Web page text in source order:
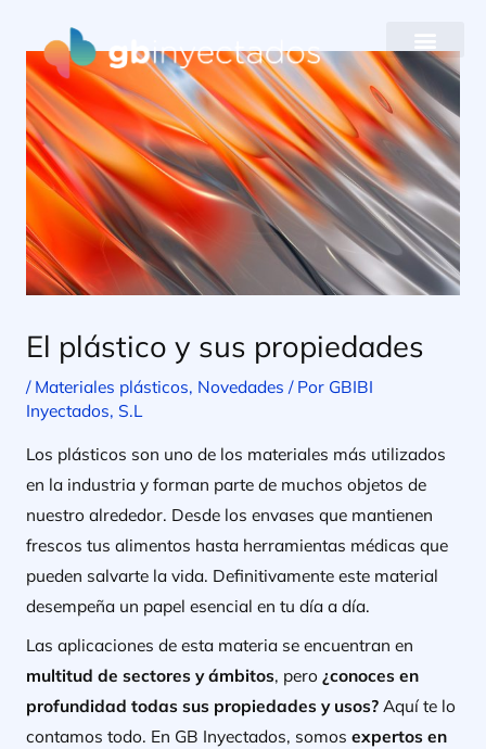
contenido
El plástico y sus propiedades
/ Materiales plásticos, Novedades / Por GBIBI
Inyectados, S.L
Los plásticos son uno de los materiales más utilizados
en la industria y forman parte de muchos objetos de
nuestro alrededor. Desde los envases que mantienen
frescos tus alimentos hasta herramientas médicas que
pueden salvarte la vida. Definitivamente este material
desempeña un papel esencial en tu día a día.
Las aplicaciones de esta materia se encuentran en
multitud de sectores y ámbitos, pero ¿conoces en
profundidad todas sus propiedades y usos? Aquí te lo
contamos todo. En GB Inyectados, somos expertos en